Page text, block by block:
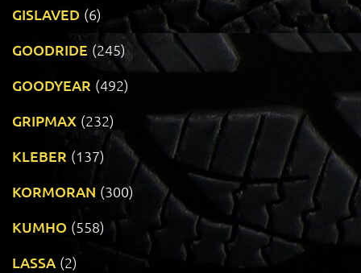
GISLAVED (6)
GOODRIDE (245)
GOODYEAR (492)
GRIPMAX (232)
KLEBER (137)
KORMORAN (300)
KUMHO (558)
LASSA (2)